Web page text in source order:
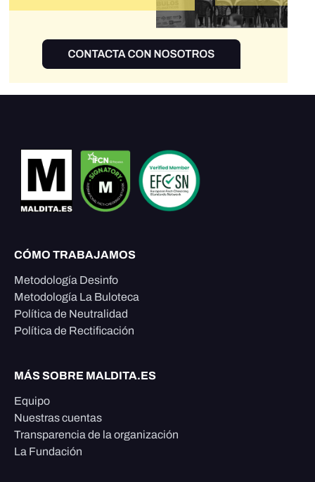
CÓMO TRABAJAMOS
Metodología Desinfo
Metodología La Buloteca
Política de Neutralidad
Política de Rectificación
MÁS SOBRE MALDITA.ES
Equipo
Nuestras cuentas
Transparencia de la organización
La Fundación